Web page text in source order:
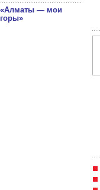
«Алматы — мои
горы»